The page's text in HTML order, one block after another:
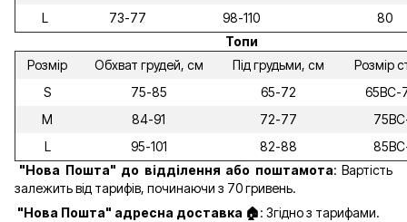
L
73-77 98-110
80
Топи
Розмір
Обхват грудей, см Під грудьми, см
Розмір
S
75-85 65-72
65ВС-
M
84-91 72-77
L
95-101 82-88
"Нова Пошта" до відділення або поштамота: Вартість
залежить від тарифів, починаючи з 70 гривень.
"Нова Пошта" адресна доставка 🏠: Згідно з тарифами.